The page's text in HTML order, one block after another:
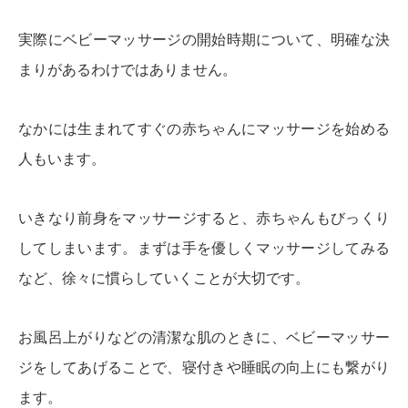
実際にベビーマッサージの開始時期について、明確な決
まりがあるわけではありません。
なかには生まれてすぐの赤ちゃんにマッサージを始める
人もいます。
いきなり前身をマッサージすると、赤ちゃんもびっくり
してしまいます。まずは手を優しくマッサージしてみる
など、徐々に慣らしていくことが大切です。
お風呂上がりなどの清潔な肌のときに、ベビーマッサー
ジをしてあげることで、寝付きや睡眠の向上にも繋がり
ます。